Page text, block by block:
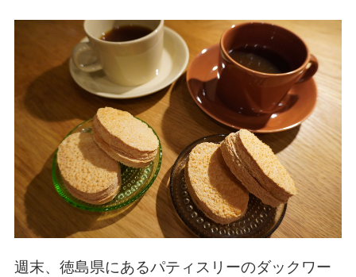
週末、徳島県にあるパティスリーのダックワー